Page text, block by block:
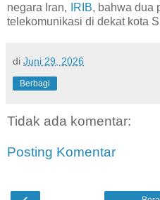
negara Iran,
IRIB, bahwa dua
telekomunikasi di dekat kota
di Juni 29, 2026
Berbagi
Tidak ada komentar:
Posting Komentar